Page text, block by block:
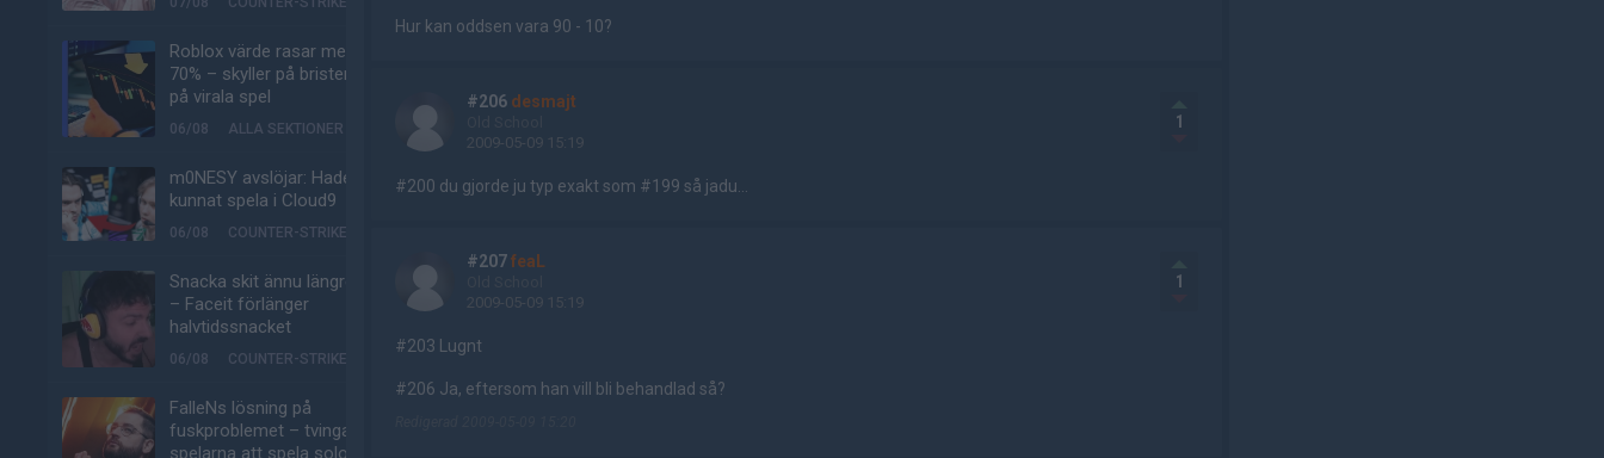
Roblox värde rasar med
70% – skyller på bristen
på virala spel
06/08 ALLA SEKTIONER
m0NESY avslöjar: Hade
kunnat spela i Cloud9
06/08 COUNTER-STRIKE
Snacka skit ännu längre
– Faceit förlänger
halvtidssnacket
06/08 COUNTER-STRIKE
FalleNs lösning på
fuskproblemet – tvinga
spelarna att spela solo-
Hur kan oddsen vara 90 - 10?
#206 desmajt
2009-05-09 15:19
1
#200 du gjorde ju typ exakt som #199 så jadu...
#207feaL
2009-05-09 15:19
1
#203 Lugnt
#206 Ja, eftersom han vill bli behandlad så?